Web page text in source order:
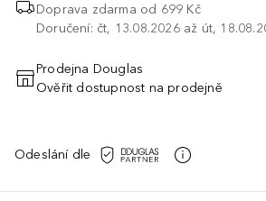
Doprava zdarma od 699 Kč
Doručení: čt, 13.08.2026 až út,
PŘIDAT DO KOŠÍKU
Prodejna Douglas
Ověřit dostupnost na prodejně
Odeslání dle